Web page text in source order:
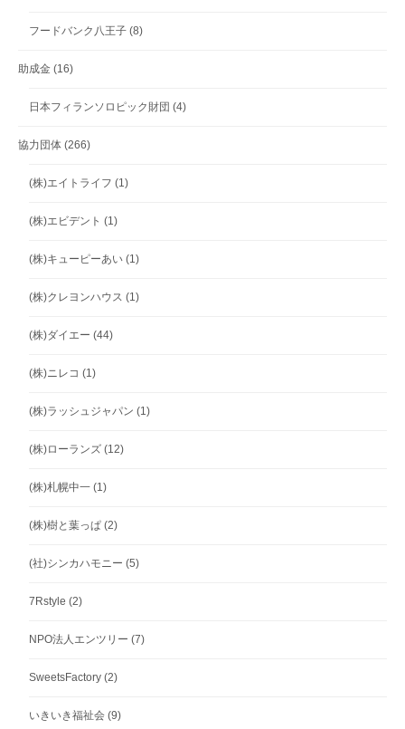
フードバンク八王子 (8)
助成金 (16)
日本フィランソロピック財団 (4)
協力団体 (266)
(株)エイトライフ (1)
(株)エビデント (1)
(株)キューピーあい (1)
(株)クレヨンハウス (1)
(株)ダイエー (44)
(株)ニレコ (1)
(株)ラッシュジャパン (1)
(株)ローランズ (12)
(株)札幌中一 (1)
(株)樹と葉っぱ (2)
(社)シンカハモニー (5)
7Rstyle (2)
NPO法人エンツリー (7)
SweetsFactory (2)
いきいき福祉会 (9)